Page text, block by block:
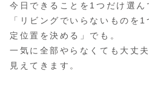
今日できることを1つだけ選ん
「リビングでいらないものを
定位置を決める」でも。
一気に全部やらなくても大丈
見えてきます。